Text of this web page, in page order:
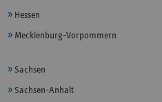
Hessen
Mecklenburg-Vorpommern
Sachsen
Sachsen-Anhalt